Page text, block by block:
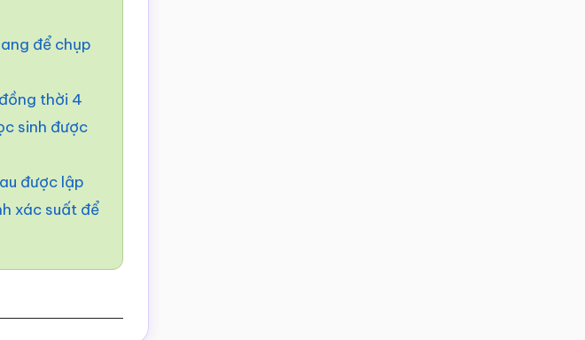
để chụp
thời 4
sinh được
được lập
xác suất để